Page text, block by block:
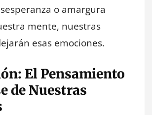
o amargura
mente, nuestras
esas emociones.
El Pensamiento
de Nuestras